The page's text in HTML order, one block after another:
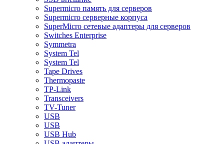
Supermicro память для серверов
Supermicro серверные корпуса
SuperMicro сетевые адаптеры для серверов
Switches Enterprise
Symmetra
System Tel
System Tel
Tape Drives
Thermopaste
TP-Link
Transceivers
TV-Tuner
USB
USB
USB Hub